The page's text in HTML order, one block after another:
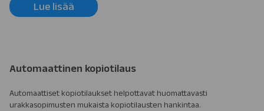
Lue lisää
Automaattinen kopiotilaus
Automaattiset kopiotilaukset helpottavat huomattavasti
urakkasopimusten mukaista kopiotilausten hankintaa.